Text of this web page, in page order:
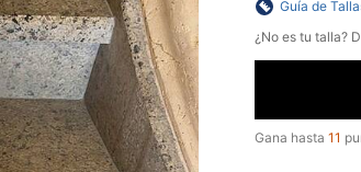
Guía de
¿No es tu talla?
Gana hasta 11